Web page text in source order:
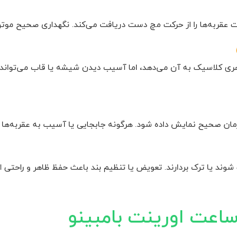
عقربه‌ها را از حرکت مچ دست دریافت می‌کند. نگهداری صحیح
کلاسیک به آن می‌دهد، اما آسیب دیدن شیشه یا قاب
صحیح نمایش داده شود. هرگونه جابجایی یا آسیب به
یا ترک بردارند. تعویض یا تنظیم بند باعث حفظ ظاهر و
اورینت بامبینو